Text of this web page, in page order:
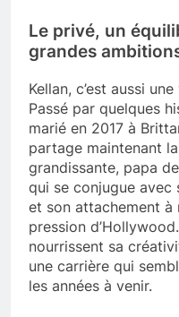
Le privé, un
grandes
Kellan, c’est aussi
Passé par quelques
marié en 2017 à
partage maintenant
grandissante, papa
qui se conjugue
et son attachement à
pression
nourrissent sa
une carrière qui
les années à venir.